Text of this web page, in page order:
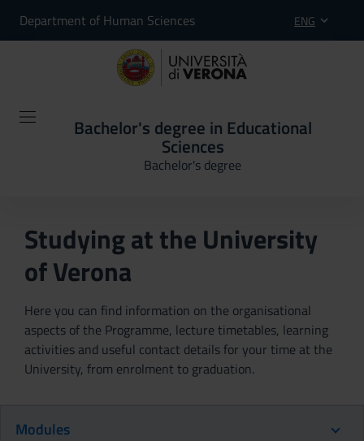
Department of Human Sciences ENG
Bachelor's degree in Educational
Sciences
Bachelor's degree
Studying at the University
of Verona
Here you can find information on the organisational
aspects of the Programme, lecture timetables, learning
activities and useful contact details for your time at the
University, from enrolment to graduation.
Modules